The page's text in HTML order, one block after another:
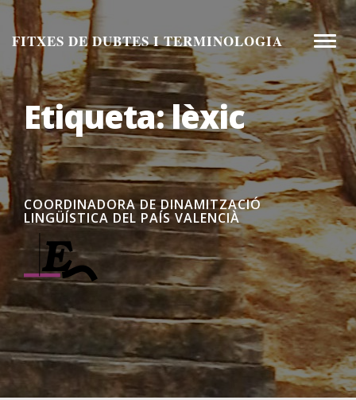
Aneu
contingut
Toggle
FITXES DE DUBTES I TERMINOLOGIA
Etiqueta:lèxic
COORDINADORA DE DINAMITZACIÓ
LINGÜÍSTICA DEL PAÍS VALENCIÀ